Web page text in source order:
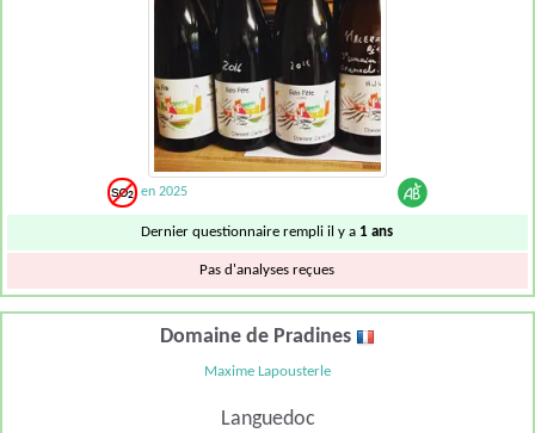
en 2025
Dernier questionnaire rempli il y a 1 ans
Pas d'analyses reçues
Domaine de Pradines
Maxime Lapousterle
Languedoc